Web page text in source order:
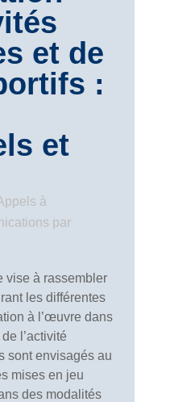
et de
:
et
à
par
vise à rassembler
les différentes
à l’œuvre dans
l’activité
sont envisagés au
mises en jeu
des modalités